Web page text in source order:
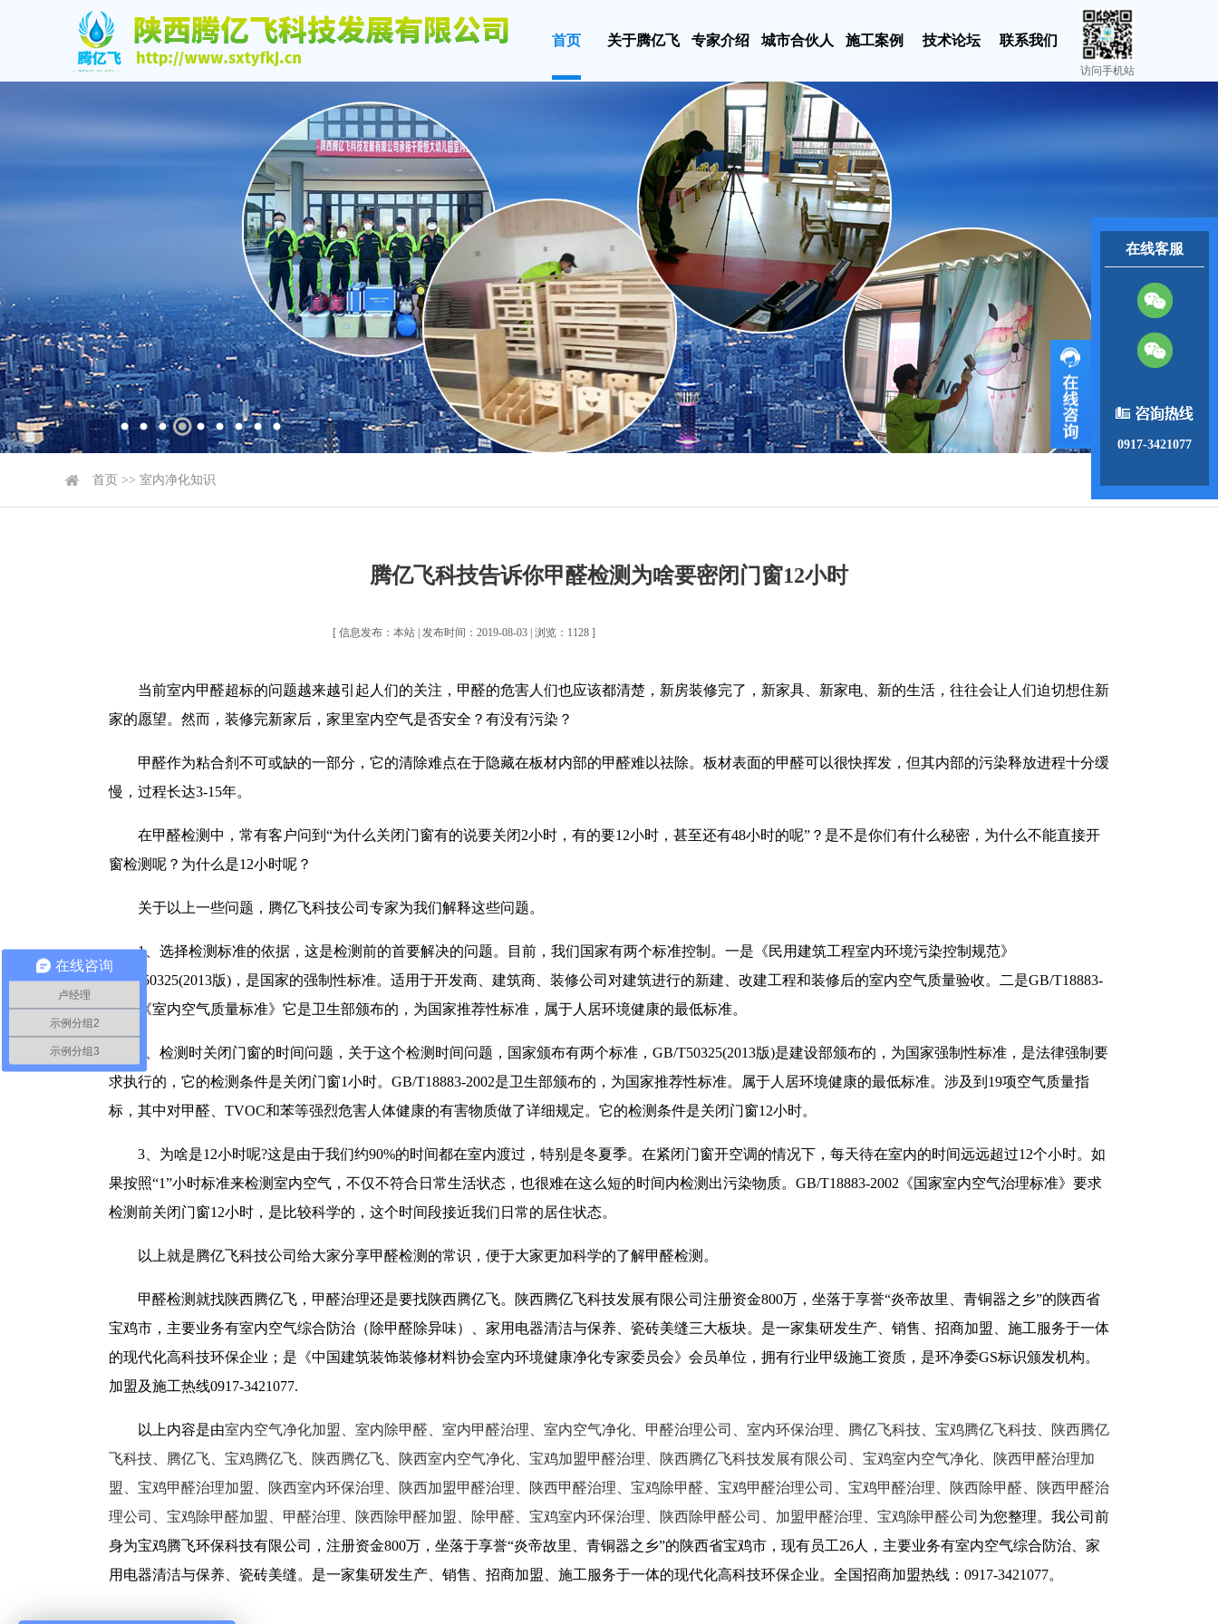
首页 关于腾亿飞 专家介绍 城市合伙人 施工案例 技术论坛 联系我们
访问手机站
首页 >> 室内净化知识
腾亿飞科技告诉你甲醛检测为啥要密闭门窗12小时
[ 信息发布：本站 | 发布时间：2019-08-03 | 浏览：1128 ]
当前室内甲醛超标的问题越来越引起人们的关注，甲醛的危害人们也应该都清楚，新房装修完了，新家具、新家电、新的生活，往往会让人们迫切想住新
家的愿望。然而，装修完新家后，家里室内空气是否安全？有没有污染？
甲醛作为粘合剂不可或缺的一部分，它的清除难点在于隐藏在板材内部的甲醛难以祛除。板材表面的甲醛可以很快挥发，但其内部的污染释放进程十分缓
慢，过程长达3-15年。
在甲醛检测中，常有客户问到“为什么关闭门窗有的说要关闭2小时，有的要12小时，甚至还有48小时的呢”？是不是你们有什么秘密，为什么不能直接开
窗检测呢？为什么是12小时呢？
关于以上一些问题，腾亿飞科技公司专家为我们解释这些问题。
1、选择检测标准的依据，这是检测前的首要解决的问题。目前，我们国家有两个标准控制。一是《民用建筑工程室内环境污染控制规范》
GB/T50325(2013版)，是国家的强制性标准。适用于开发商、建筑商、装修公司对建筑进行的新建、改建工程和装修后的室内空气质量验收。二是GB/T18883-
2002《室内空气质量标准》它是卫生部颁布的，为国家推荐性标准，属于人居环境健康的最低标准。
2、检测时关闭门窗的时间问题，关于这个检测时间问题，国家颁布有两个标准，GB/T50325(2013版)是建设部颁布的，为国家强制性标准，是法律强制要
求执行的，它的检测条件是关闭门窗1小时。GB/T18883-2002是卫生部颁布的，为国家推荐性标准。属于人居环境健康的最低标准。涉及到19项空气质量指
标，其中对甲醛、TVOC和苯等强烈危害人体健康的有害物质做了详细规定。它的检测条件是关闭门窗12小时。
3、为啥是12小时呢?这是由于我们约90%的时间都在室内渡过，特别是冬夏季。在紧闭门窗开空调的情况下，每天待在室内的时间远远超过12个小时。如
果按照“1”小时标准来检测室内空气，不仅不符合日常生活状态，也很难在这么短的时间内检测出污染物质。GB/T18883-2002《国家室内空气治理标准》要求
检测前关闭门窗12小时，是比较科学的，这个时间段接近我们日常的居住状态。
以上就是腾亿飞科技公司给大家分享甲醛检测的常识，便于大家更加科学的了解甲醛检测。
甲醛检测就找陕西腾亿飞，甲醛治理还是要找陕西腾亿飞。陕西腾亿飞科技发展有限公司注册资金800万，坐落于享誉“炎帝故里、青铜器之乡”的陕西省
宝鸡市，主要业务有室内空气综合防治（除甲醛除异味）、家用电器清洁与保养、瓷砖美缝三大板块。是一家集研发生产、销售、招商加盟、施工服务于一体
的现代化高科技环保企业；是《中国建筑装饰装修材料协会室内环境健康净化专家委员会》会员单位，拥有行业甲级施工资质，是环净委GS标识颁发机构。
加盟及施工热线0917-3421077.
以上内容是由室内空气净化加盟、室内除甲醛、室内甲醛治理、室内空气净化、甲醛治理公司、室内环保治理、腾亿飞科技、宝鸡腾亿飞科技、陕西腾亿
飞科技、腾亿飞、宝鸡腾亿飞、陕西腾亿飞、陕西室内空气净化、宝鸡加盟甲醛治理、陕西腾亿飞科技发展有限公司、宝鸡室内空气净化、陕西甲醛治理加
盟、宝鸡甲醛治理加盟、陕西室内环保治理、陕西加盟甲醛治理、陕西甲醛治理、宝鸡除甲醛、宝鸡甲醛治理公司、宝鸡甲醛治理、陕西除甲醛、陕西甲醛治
理公司、宝鸡除甲醛加盟、甲醛治理、陕西除甲醛加盟、除甲醛、宝鸡室内环保治理、陕西除甲醛公司、加盟甲醛治理、宝鸡除甲醛公司 为您整理。我公司前
身为宝鸡腾飞环保科技有限公司，注册资金800万，坐落于享誉“炎帝故里、青铜器之乡”的陕西省宝鸡市，现有员工26人，主要业务有室内空气综合防治、家
用电器清洁与保养、瓷砖美缝。是一家集研发生产、销售、招商加盟、施工服务于一体的现代化高科技环保企业。全国招商加盟热线：0917-3421077。
在线客服
0917-3421077
在线咨询
卢经理
示例分组2
示例分组3